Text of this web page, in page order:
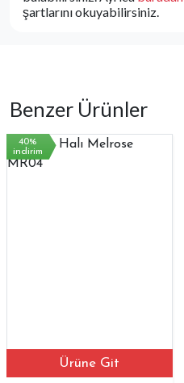
şartlarını okuyabilirsiniz.
Benzer Ürünler
Ürüne Git